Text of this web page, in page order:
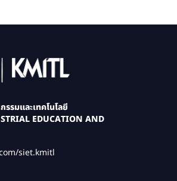
รมและเทคโนโลยี
EDUCATION AND
siet.kmitl